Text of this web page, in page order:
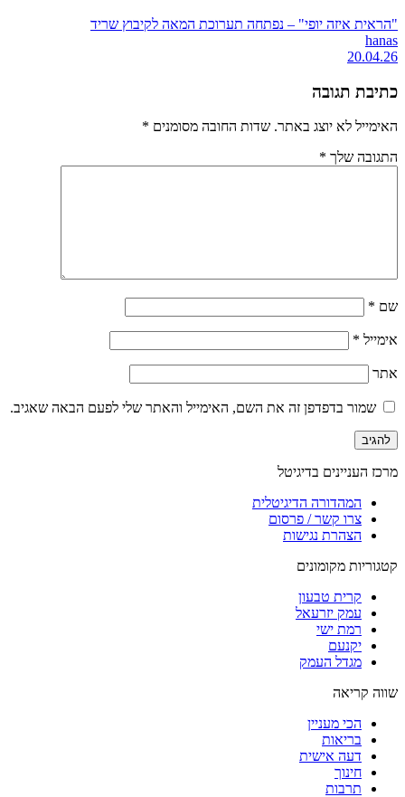
"הראית איזה יופי" – נפתחה תערוכת המאה לקיבוץ שריד
hanas
20.04.26
כתיבת תגובה
האימייל לא יוצג באתר. שדות החובה מסומנים *
התגובה שלך *
שם *
אימייל *
אתר
שמור בדפדפן זה את השם, האימייל והאתר שלי לפעם הבאה שאגיב.
מרכז העניינים בדיגיטל
המהדורה הדיגיטלית
צרו קשר / פרסום
הצהרת נגישות
קטגוריות מקומונים
קרית טבעון
עמק יזרעאל
רמת ישי
יקנעם
מגדל העמק
שווה קריאה
הכי מעניין
בריאות
דעה אישית
חינוך
תרבות